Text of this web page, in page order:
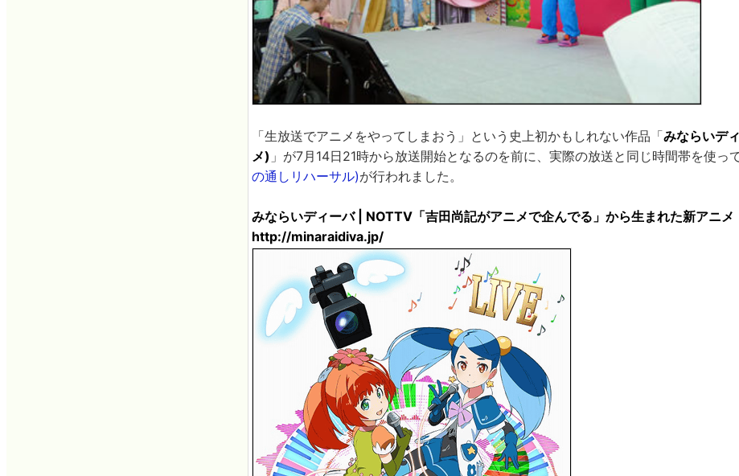
「生放送でアニメをやってしまおう」という史上初かもしれない作品「みならいデ
メ) 」が7月14日21時から放送開始となるのを前に、実際の放送と同じ時間帯を使っ
の通しリハーサル)が行われました。
みならいディーバ | NOTTV「吉田尚記がアニメで企んでる」から生まれた新アニメ
http://minaraidiva.jp/